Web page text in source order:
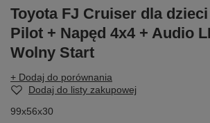
Toyota FJ Cruiser dla
Pilot + Napęd 4x4 + Audio
Wolny Start
+ Dodaj do porównania
Dodaj do listy zakupowej
99x56x30